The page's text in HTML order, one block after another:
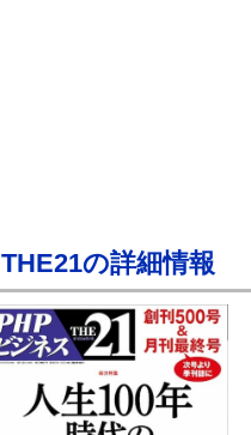
THE21の詳細情報